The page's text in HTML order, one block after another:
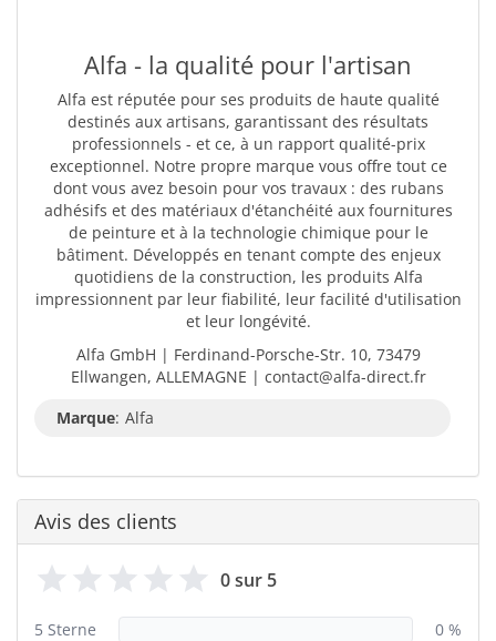
Alfa - la qualité pour l'artisan
Alfa est réputée pour ses produits de haute qualité
destinés aux artisans, garantissant des résultats
professionnels - et ce, à un rapport qualité-prix
exceptionnel. Notre propre marque vous offre tout ce
dont vous avez besoin pour vos travaux : des rubans
adhésifs et des matériaux d'étanchéité aux fournitures
de peinture et à la technologie chimique pour le
bâtiment. Développés en tenant compte des enjeux
quotidiens de la construction, les produits Alfa
impressionnent par leur fiabilité, leur facilité d'utilisation
et leur longévité.
Alfa GmbH | Ferdinand-Porsche-Str. 10, 73479
Ellwangen, ALLEMAGNE | contact@alfa-direct.fr
Marque: Alfa
Avis des clients
0 sur 5
5 Sterne
0 %